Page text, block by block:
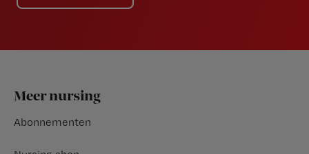
Footer
Meer nursing
Abonnementen